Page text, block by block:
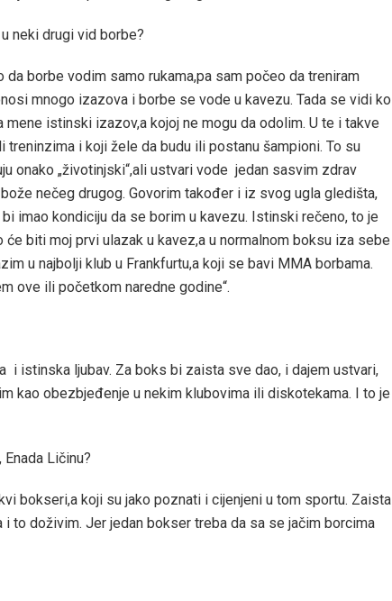
neki drugi vid borbe?
borbe vodim samo rukama,pa sam počeo da treniram
mnogo izazova i borbe se vode u kavezu. Tada se vidi ko
istinski izazov,a kojoj ne mogu da odolim. U te i takve
i koji žele da budu ili postanu šampioni. To su
onako „životinjski“,ali ustvari vode jedan sasvim zdrav
nečeg drugog. Govorim također i iz svog ugla gledišta,
imao kondiciju da se borim u kavezu. Istinski rečeno, to je
biti moj prvi ulazak u kavez,a u normalnom boksu iza sebe
u najbolji klub u Frankfurtu,a koji se bavi MMA borbama.
ove ili početkom naredne godine“.
i istinska ljubav. Za boks bi zaista sve dao, i dajem ustvari,
kao obezbjeđenje u nekim klubovima ili diskotekama. I to je
Ličinu?
bokseri,a koji su jako poznati i cijenjeni u tom sportu. Zaista
to doživim. Jer jedan bokser treba da sa se jačim borcima